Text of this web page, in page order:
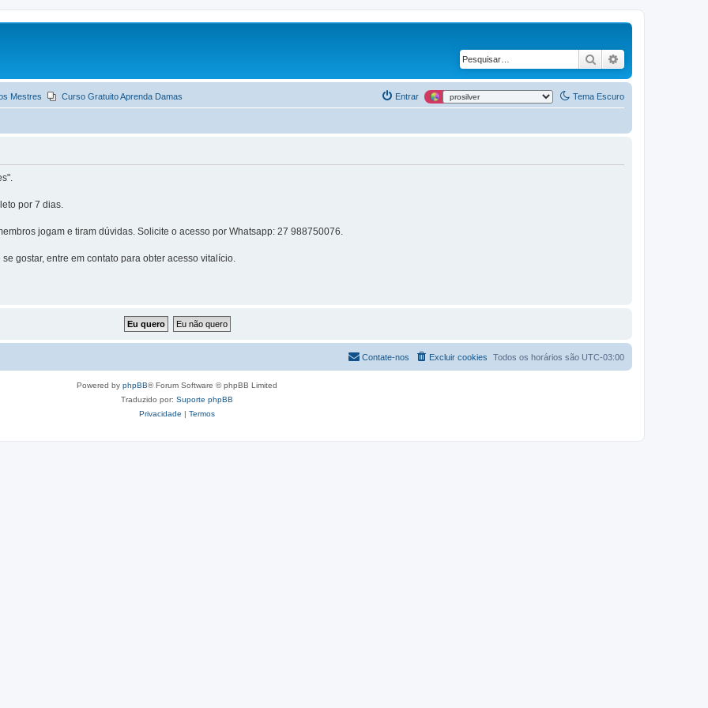
Pesquisar
Tema Escuro
Mestres Curso Gratuito Aprenda Damas Entrar
por 7 dias.
jogam e tiram dúvidas. Solicite o acesso por Whatsapp: 27 988750076.
gostar, entre em contato para obter acesso vitalício.
Todos os horários são UTC-03:00
Excluir cookies
Contate-nos
Powered by phpBB® Forum Software © phpBB Limited
Traduzido por: Suporte phpBB
Privacidade | Termos